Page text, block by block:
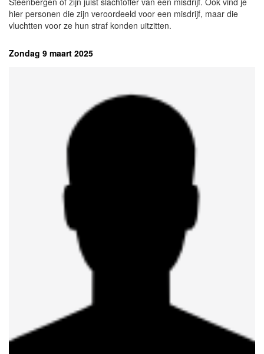
hier personen die zijn veroordeeld voor een misdrijf, maar die
vluchtten voor ze hun straf konden uitzitten.
Zondag 9 maart 2025